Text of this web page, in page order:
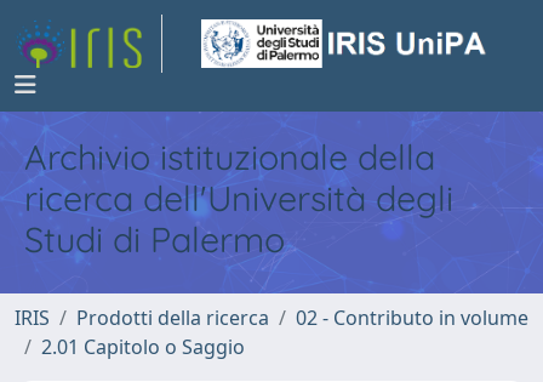
Archivio istituzionale della
ricerca dell'Università degli
Studi di Palermo
IRIS Prodotti della ricerca
02 - Contributo in volume
2.01 Capitolo o Saggio